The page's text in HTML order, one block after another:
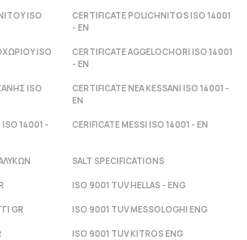
ISO
CERTIFICATE POLICHNITOS ISO 14001
- ΕΝ
ISO
CERTIFICATE AGGELOCHORI ISO 14001
- ΕΝ
ISO
CERTIFICATE NEA KESSANI ISO 14001 -
ΕΝ
14001 -
CERIFICATE MESSI ISO 14001 - ΕΝ
SALT SPECIFICATIONS
ISO 9001 TUV HELLAS - ENG
GR ISO 9001 TUV MESSOLOGHI ENG
ISO 9001 TUV KITROS ENG